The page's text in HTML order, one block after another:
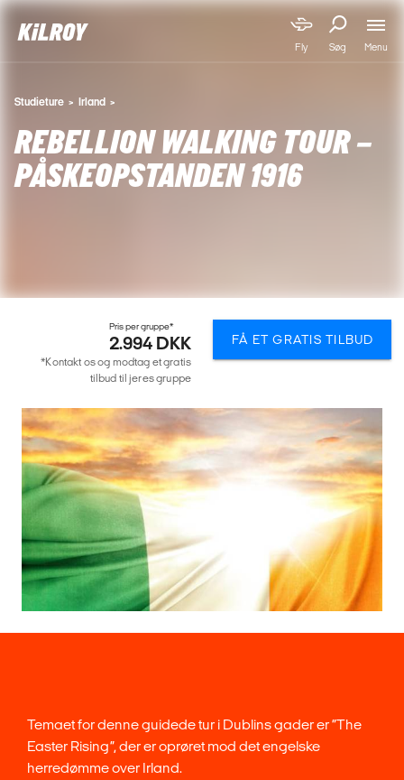
Fly Søg Menu
Studieture Irland
REBELLION WALKING TOUR –
PÅSKEOPSTANDEN 1916
Temaet for denne guidede tur i Dublins gader er ”The
Easter Rising”, der er oprøret mod det engelske
herredømme over Irland.
Pris per gruppe*
2.994 DKK
*Kontakt os og modtag et gratis
tilbud til jeres gruppe
FÅ ET GRATIS TILBUD